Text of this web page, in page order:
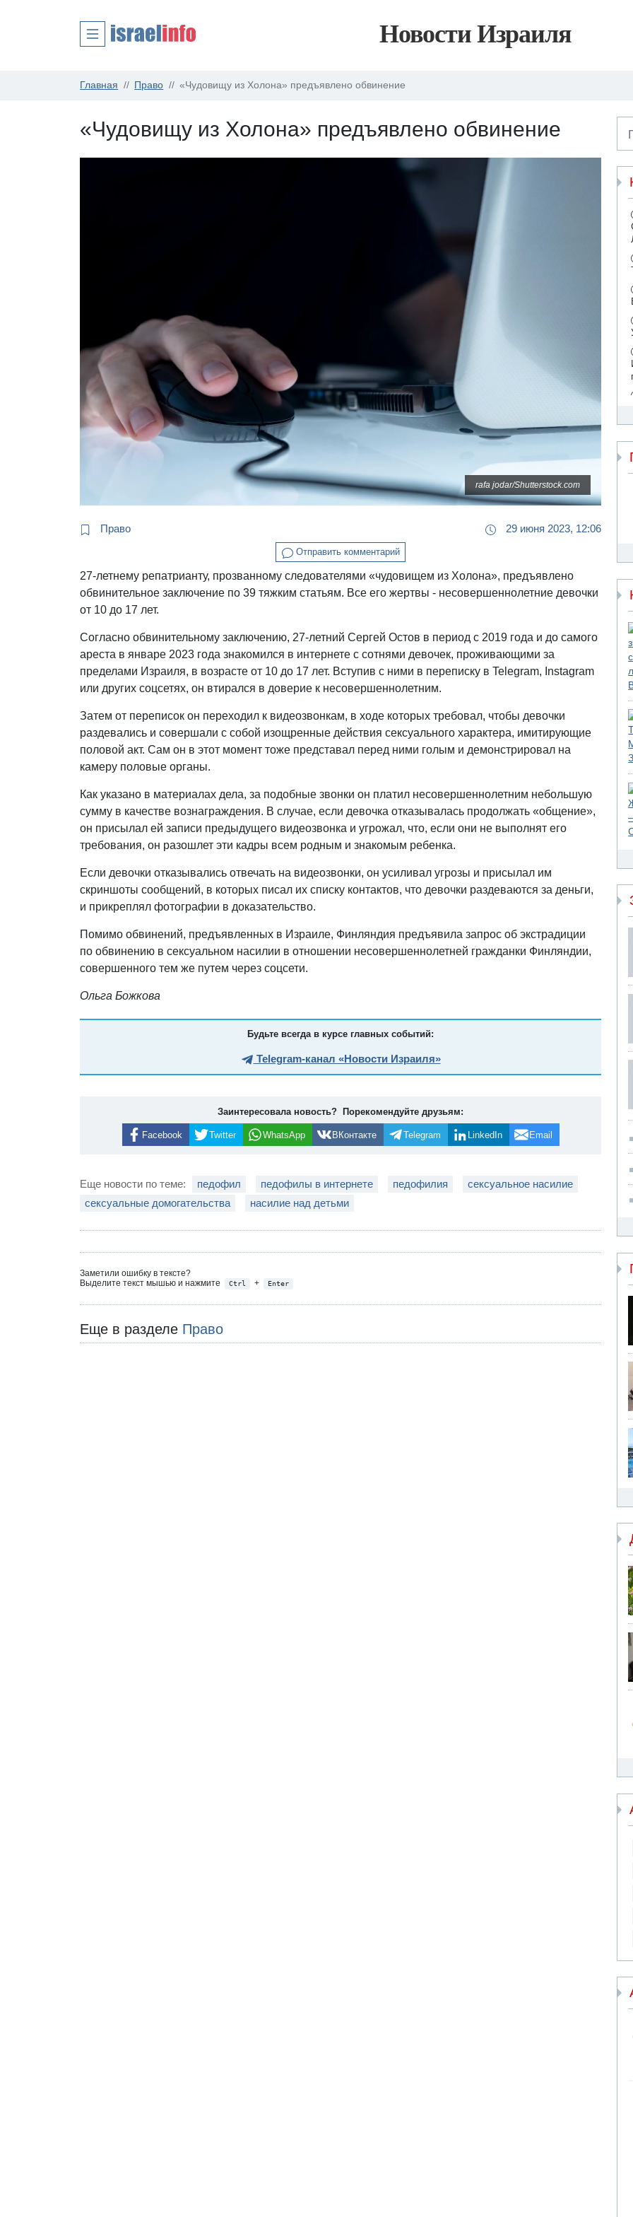
Новости Израиля
Главная Право «Чудовищу из Холона» предъявлено обвинение
«Чудовищу из Холона» предъявлено обвинение
rafa jodar/Shutterstock.com
Право 29 июня 2023, 12:06
Отправить комментарий
27-летнему репатрианту, прозванному следователями «чудовищем из Холона», предъявлено
обвинительное заключение по 39 тяжким статьям. Все его жертвы - несовершеннолетние девочки
от 10 до 17 лет.
Согласно обвинительному заключению, 27-летний Сергей Остов в период с 2019 года и до самого
ареста в январе 2023 года знакомился в интернете с сотнями девочек, проживающими за
пределами Израиля, в возрасте от 10 до 17 лет. Вступив с ними в переписку в Telegram, Instagram
или других соцсетях, он втирался в доверие к несовершеннолетним.
Затем от переписок он переходил к видеозвонкам, в ходе которых требовал, чтобы девочки
раздевались и совершали с собой изощренные действия сексуального характера, имитирующие
половой акт. Сам он в этот момент тоже представал перед ними голым и демонстрировал на
камеру половые органы.
Как указано в материалах дела, за подобные звонки он платил несовершеннолетним небольшую
сумму в качестве вознаграждения. В случае, если девочка отказывалась продолжать «общение»,
он присылал ей записи предыдущего видеозвонка и угрожал, что, если они не выполнят его
требования, он разошлет эти кадры всем родным и знакомым ребенка.
Если девочки отказывались отвечать на видеозвонки, он усиливал угрозы и присылал им
скриншоты сообщений, в которых писал их списку контактов, что девочки раздеваются за деньги,
и прикреплял фотографии в доказательство.
Помимо обвинений, предъявленных в Израиле, Финляндия предъявила запрос об экстрадиции
по обвинению в сексуальном насилии в отношении несовершеннолетней гражданки Финляндии,
совершенного тем же путем через соцсети.
Ольга Божкова
Будьте всегда в курсе главных событий:
Telegram-канал «Новости Израиля»
Заинтересовала новость? Порекомендуйте друзьям:
Facebook Twitter WhatsApp ВКонтакте Telegram LinkedIn Email
Еще новости по теме: педофил педофилы в интернете педофилия
сексуальное насилие
сексуальные домогательства
насилие над детьми
Заметили ошибку в тексте?
Выделите текст мышью и нажмите
Ctrl + Enter
Еще в разделе Право